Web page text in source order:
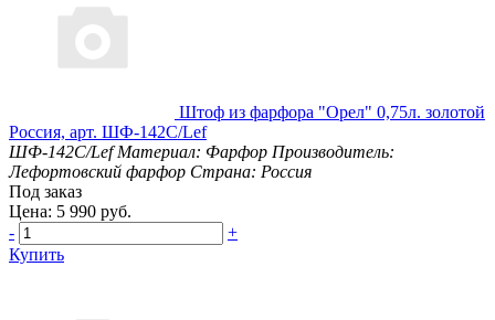
Штоф из фарфора "Орел" 0,75л. золотой
Россия, арт. ШФ-142С/Lef
ШФ-142С/Lef Материал: Фарфор Производитель:
Лефортовский фарфор Страна: Россия
Под заказ
Цена: 5 990 руб.
-
+
Купить